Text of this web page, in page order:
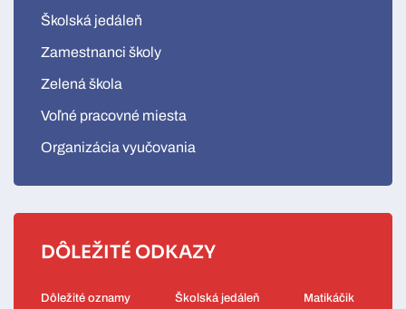
Školská jedáleň
Zamestnanci školy
Zelená škola
Voľné pracovné miesta
Organizácia vyučovania
DÔLEŽITÉ ODKAZY
Dôležité oznamy Školská jedáleň
Matikáčik